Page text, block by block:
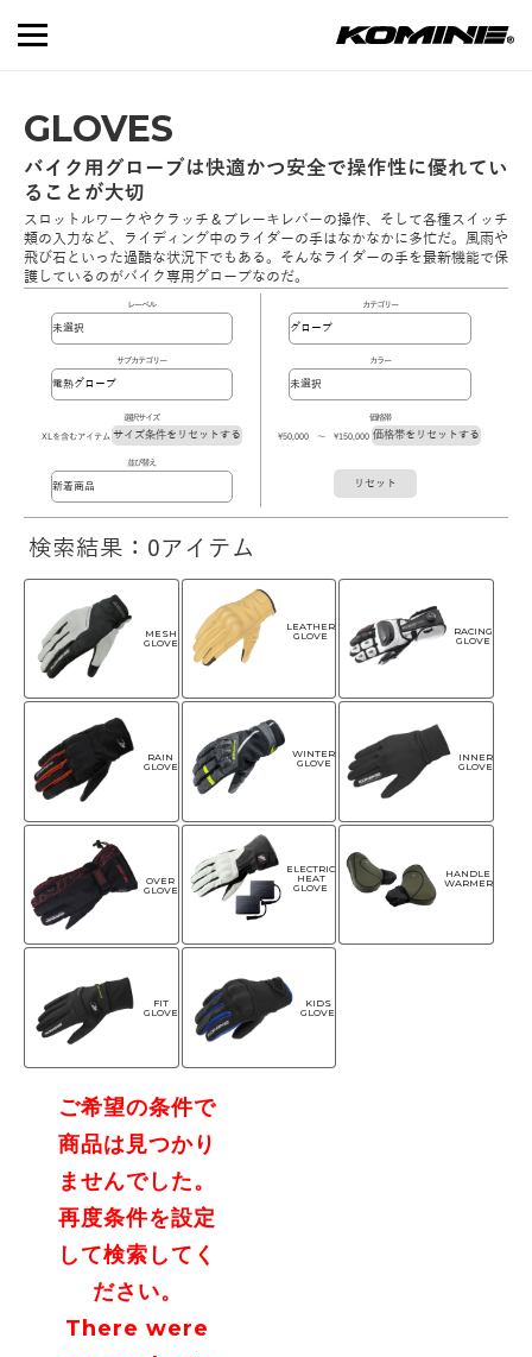
GLOVES
バイク用グローブは快適かつ安全で操作性に優れてい
ることが大切
スロットルワークやクラッチ＆ブレーキレバーの操作、そして各種スイッチ
類の入力など、ライディング中のライダーの手はなかなかに多忙だ。風雨や
飛び石といった過酷な状況下でもある。そんなライダーの手を最新機能で保
護しているのがバイク専用グローブなのだ。
レーベル カテゴリー
サブカテゴリー カラー
選択サイズ
XLを含むアイテム サイズ条件をリセットする
価格帯
\50,000 ～ \150,000 価格帯をリセットする
並び替え
リセット
検索結果：0アイテム
MESH
GLOVE
LEATHER
GLOVE
RACING
GLOVE
RAIN
GLOVE
WINTER
GLOVE
INNER
GLOVE
OVER
GLOVE
ELECTRIC
HEAT
GLOVE
HANDLE
WARMER
FIT
GLOVE
KIDS
GLOVE
ご希望の条件で
商品は見つかり
ませんでした。
再度条件を設定
して検索してく
ださい。
There were